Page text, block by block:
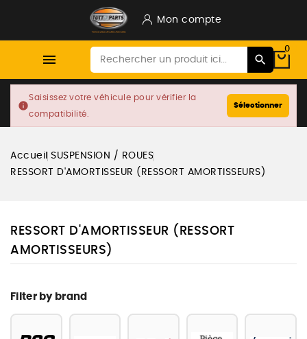
Mon compte

0
info
Saisissez votre véhicule pour vérifier la
compatibilité.
Sélectionner
Accueil SUSPENSION / ROUES
RESSORT D'AMORTISSEUR (RESSORT AMORTISSEURS)
RESSORT D'AMORTISSEUR (RESSORT
AMORTISSEURS)
Filter by brand